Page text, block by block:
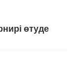
өтуде